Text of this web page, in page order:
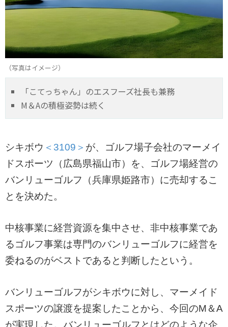
（写真はイメージ）
「こてっちゃん」のエスフーズ社長も兼務
M＆Aの積極姿勢は続く
シキボウ ＜3109＞ が、ゴルフ場子会社のマーメイ
ドスポーツ（広島県福山市）を、ゴルフ場経営の
バンリューゴルフ（兵庫県姫路市）に売却するこ
とを決めた。
中核事業に経営資源を集中させ、非中核事業であ
るゴルフ事業は専門のバンリューゴルフに経営を
委ねるのがベストであると判断したという。
バンリューゴルフがシキボウに対し、マーメイド
スポーツの譲渡を提案したことから、今回のM＆A